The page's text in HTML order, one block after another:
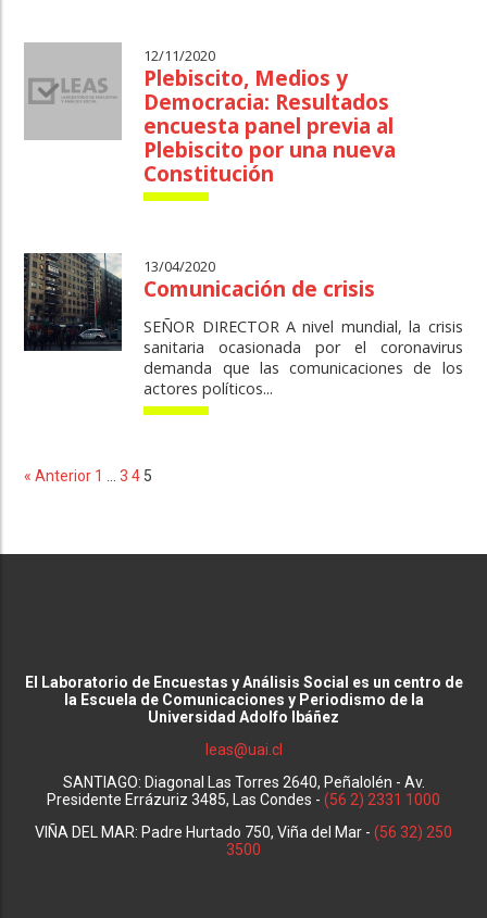
12/11/2020
Plebiscito, Medios y
Democracia: Resultados
encuesta panel previa al
Plebiscito por una nueva
Constitución
13/04/2020
Comunicación de crisis
SEÑOR DIRECTOR A nivel mundial, la crisis
sanitaria ocasionada por el coronavirus
demanda que las comunicaciones de los
actores políticos...
« Anterior 1 3 4 5
El Laboratorio de Encuestas y Análisis Social es un centro de
la Escuela de Comunicaciones y Periodismo de la
Universidad Adolfo Ibáñez
leas@uai.cl
SANTIAGO: Diagonal Las Torres 2640, Peñalolén - Av.
Presidente Errázuriz 3485, Las Condes - (56 2) 2331 1000
VIÑA DEL MAR: Padre Hurtado 750, Viña del Mar - (56 32) 250
3500